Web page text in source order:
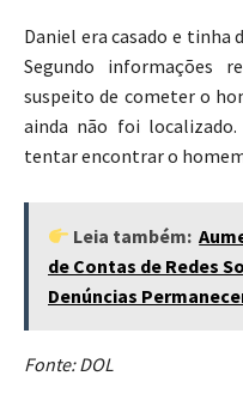
Daniel era casado e tinha
Segundo informações
suspeito de cometer o
ainda não foi
tentar encontrar o
Leia também:
de Contas de Redes
Denúncias
Fonte: DOL